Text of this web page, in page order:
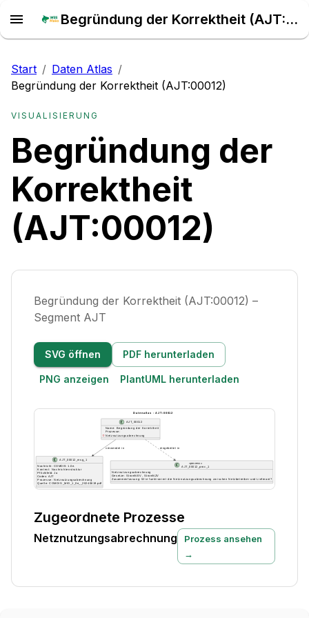
Begründung der Korrektheit (AJT:00012) – Daten Atlas
Start / Daten Atlas /
Begründung der Korrektheit (AJT:00012)
VISUALISIERUNG
Begründung der
Korrektheit
(AJT:00012)
Begründung der Korrektheit (AJT:00012) –
Segment AJT
SVG öffnen PDF herunterladen
PNG anzeigen PlantUML herunterladen
Zugeordnete Prozesse
Netznutzungsabrechnung
Prozess ansehen
→